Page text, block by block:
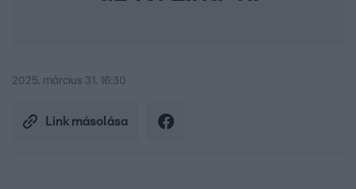
2025. március 31. 16:30
Link másolása